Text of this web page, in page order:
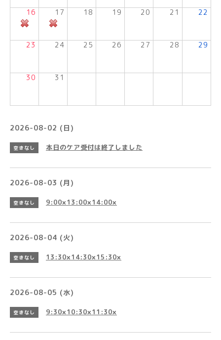
16 17 18 19 20 21 22
23 24 25 26 27 28 29
30 31
2026-08-02 (日)
空きなし 本日のケア受付は終了しました
2026-08-03 (月)
空きなし 9:00×13:00×14:00×
2026-08-04 (火)
空きなし 13:30×14:30×15:30×
2026-08-05 (水)
空きなし 9:30×10:30×11:30×